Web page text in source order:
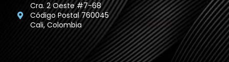
Cra. 2 Oeste #7-68
Código Postal 760045
Cali, Colombia